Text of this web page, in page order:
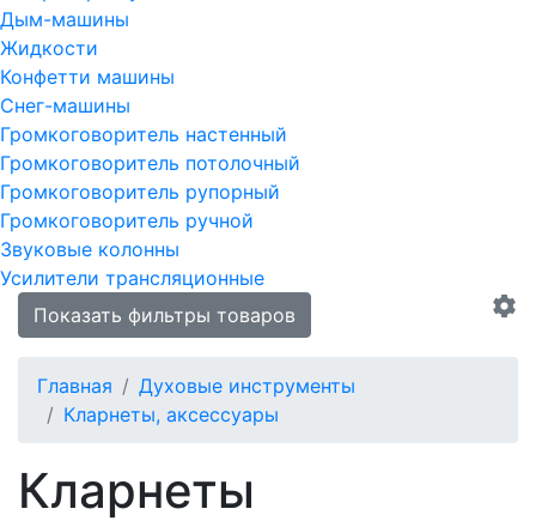
Дым-машины
Жидкости
Конфетти машины
Снег-машины
Громкоговоритель настенный
Громкоговоритель потолочный
Громкоговоритель рупорный
Громкоговоритель ручной
Звуковые колонны
Усилители трансляционные
Показать фильтры товаров
Главная
Духовые инструменты
Кларнеты, аксессуары
Кларнеты